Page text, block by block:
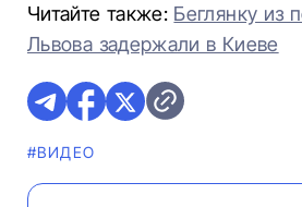
Читайте также: Беглянку из
Львова задержали в Киеве
#ВИДЕО